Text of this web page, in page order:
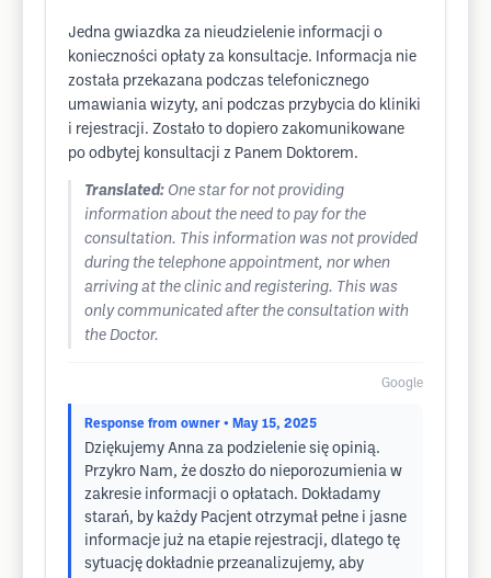
Jedna gwiazdka za nieudzielenie informacji o
konieczności opłaty za konsultacje. Informacja nie
została przekazana podczas telefonicznego
umawiania wizyty, ani podczas przybycia do kliniki
i rejestracji. Zostało to dopiero zakomunikowane
po odbytej konsultacji z Panem Doktorem.
Translated: One star for not providing
information about the need to pay for the
consultation. This information was not provided
during the telephone appointment, nor when
arriving at the clinic and registering. This was
only communicated after the consultation with
the Doctor.
Google
Response from owner • May 15, 2025
Dziękujemy Anna za podzielenie się opinią.
Przykro Nam, że doszło do nieporozumienia w
zakresie informacji o opłatach. Dokładamy
starań, by każdy Pacjent otrzymał pełne i jasne
informacje już na etapie rejestracji, dlatego tę
sytuację dokładnie przeanalizujemy, aby